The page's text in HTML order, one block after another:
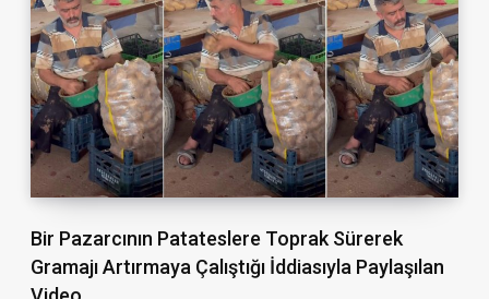
Bir Pazarcının Patateslere Toprak Sürerek
Gramajı Artırmaya Çalıştığı İddiasıyla Paylaşılan